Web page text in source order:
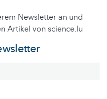
Newsletter an und
Artikel von science.lu